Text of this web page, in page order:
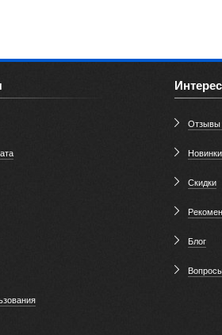
Отзывы
Новинки
Скидки
Блог